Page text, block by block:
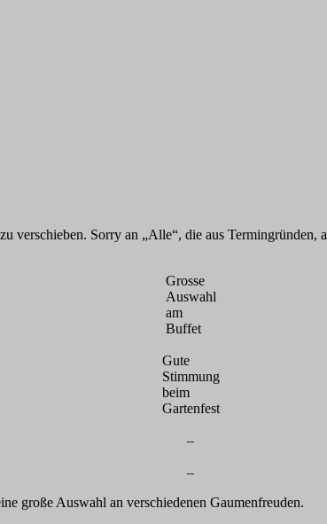
verschieben. Sorry an „Alle“, die aus Termingründen,
Grosse
Auswahl
am
Buffet
Gute
Stimmung
beim
Gartenfest
–
–
große Auswahl an verschiedenen Gaumenfreuden.